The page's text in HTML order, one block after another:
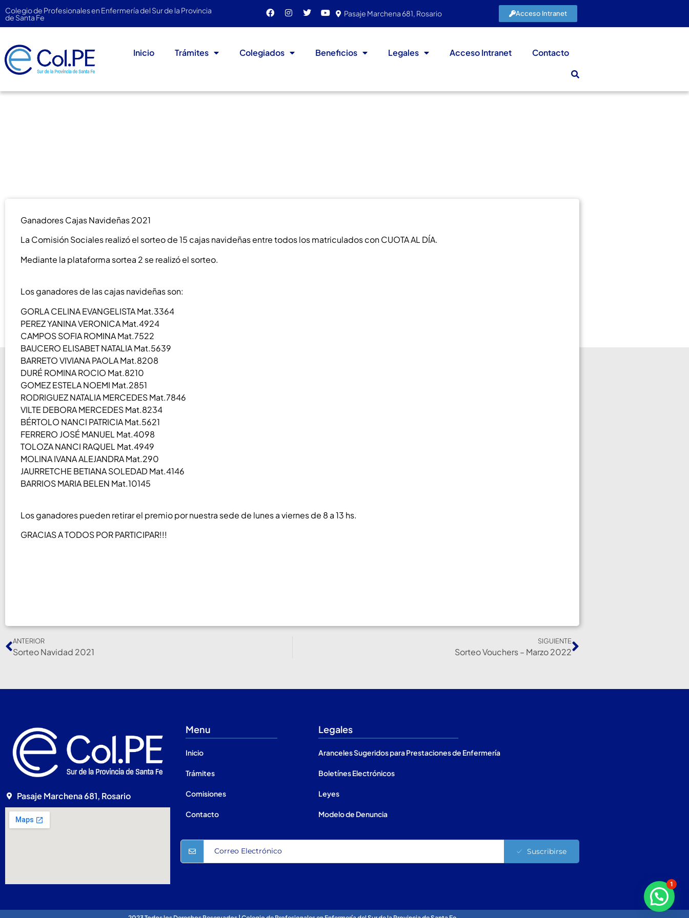
Colegio de Profesionales en Enfermería del Sur de la Provincia
de Santa Fe Pasaje Marchena 681, Rosario Acceso Intranet
Inicio Trámites Colegiados Beneficios Legales Acceso Intranet Contacto
Ganadores Cajas Navideñas 2021
La Comisión Sociales realizó el sorteo de 15 cajas navideñas entre todos los matriculados con CUOTA AL DÍA.
Mediante la plataforma sortea 2 se realizó el sorteo.
Los ganadores de las cajas navideñas son:
GORLA CELINA EVANGELISTA Mat.3364
PEREZ YANINA VERONICA Mat.4924
CAMPOS SOFIA ROMINA Mat.7522
BAUCERO ELISABET NATALIA Mat.5639
BARRETO VIVIANA PAOLA Mat.8208
DURÉ ROMINA ROCIO Mat.8210
GOMEZ ESTELA NOEMI Mat.2851
RODRIGUEZ NATALIA MERCEDES Mat.7846
VILTE DEBORA MERCEDES Mat.8234
BÉRTOLO NANCI PATRICIA Mat.5621
FERRERO JOSÉ MANUEL Mat.4098
TOLOZA NANCI RAQUEL Mat.4949
MOLINA IVANA ALEJANDRA Mat.290
JAURRETCHE BETIANA SOLEDAD Mat.4146
BARRIOS MARIA BELEN Mat.10145
Los ganadores pueden retirar el premio por nuestra sede de lunes a viernes de 8 a 13 hs.
GRACIAS A TODOS POR PARTICIPAR!!!
ANTERIOR
Sorteo Navidad 2021
SIGUIENTE
Sorteo Vouchers – Marzo 2022
Pasaje Marchena 681, Rosario
Menu
Inicio
Trámites
Comisiones
Contacto
Legales
Aranceles Sugeridos para Prestaciones de Enfermería
Boletínes Electrónicos
Leyes
Modelo de Denuncia
Suscribirse
1